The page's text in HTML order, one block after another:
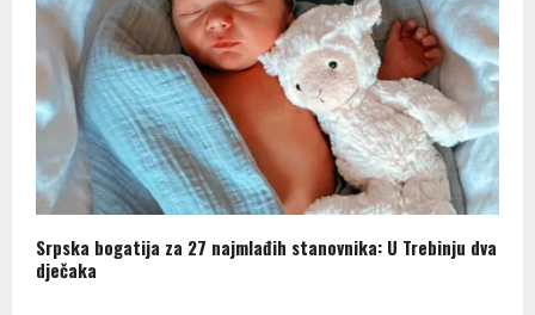
Srpska bogatija za 27 najmlađih stanovnika: U Trebinju dva
dječaka